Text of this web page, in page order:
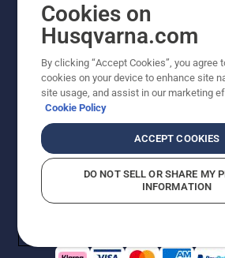
© Husqvarna AB (publ). All rights
som visas är rekommenderade
priser är rekommenderade
moms) om inte produkten är
CookiepolicyAnvändningsvillkor
Rapportera
Cookies on
Husqvarna.com
By clicking “Accept Cookies”, you agree
cookies on your device to enhance site
site usage, and assist in our marketing
Cookie Policy
ACCEPT COOKIES
DO NOT SELL OR SHARE MY
INFORMATION